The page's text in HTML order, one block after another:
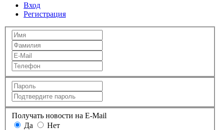
Вход
Регистрация
Получать новости на E-Mail
Да
Нет